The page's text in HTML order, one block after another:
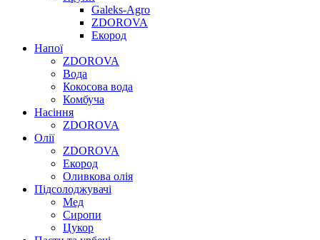
Galeks-Agro
ZDOROVA
Екород
Напої
ZDOROVA
Вода
Кокосова вода
Комбуча
Насіння
ZDOROVA
Олії
ZDOROVA
Екород
Оливкова олія
Підсолоджувачі
Мед
Сиропи
Цукор